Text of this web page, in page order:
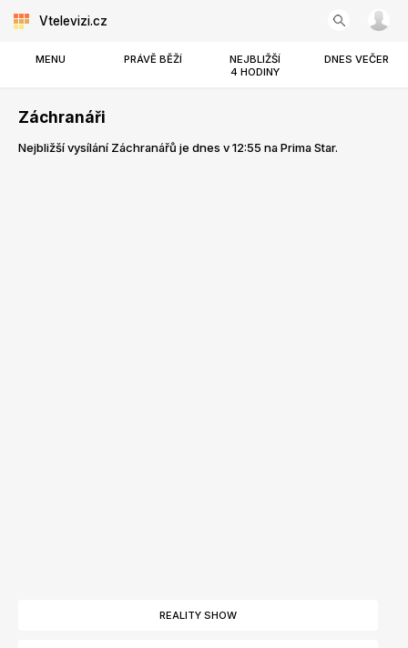
Vtelevizi.cz
MENU PRÁVĚ BĚŽÍ
NEJBLIŽŠÍ
4 HODINY
DNES VEČER
Záchranáři
Nejbližší vysílání Záchranářů je dnes v 12:55 na Prima Star.
REALITY SHOW